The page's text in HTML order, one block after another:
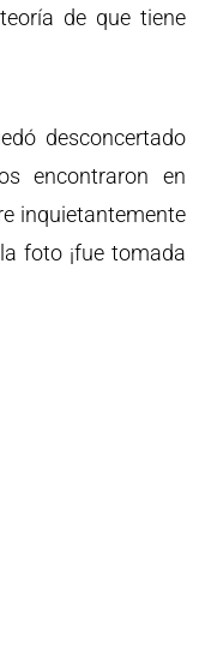
de que tiene
desconcertado
encontraron en
inquietantemente
foto ¡fue tomada